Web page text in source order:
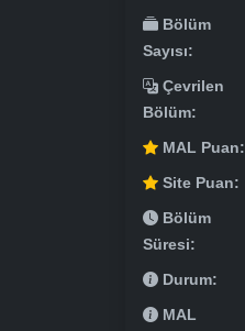
Bölüm
Sayısı:
Çevrilen
Bölüm:
MAL Puan:
Site Puan:
Bölüm
Süresi:
Durum:
MAL